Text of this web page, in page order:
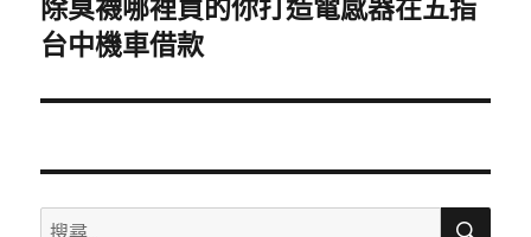
下
一
文
除臭襪哪裡買的你打造電感器在五指
台中機車借款
搜
搜